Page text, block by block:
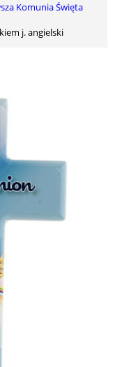
Komunia Święta
j. angielski